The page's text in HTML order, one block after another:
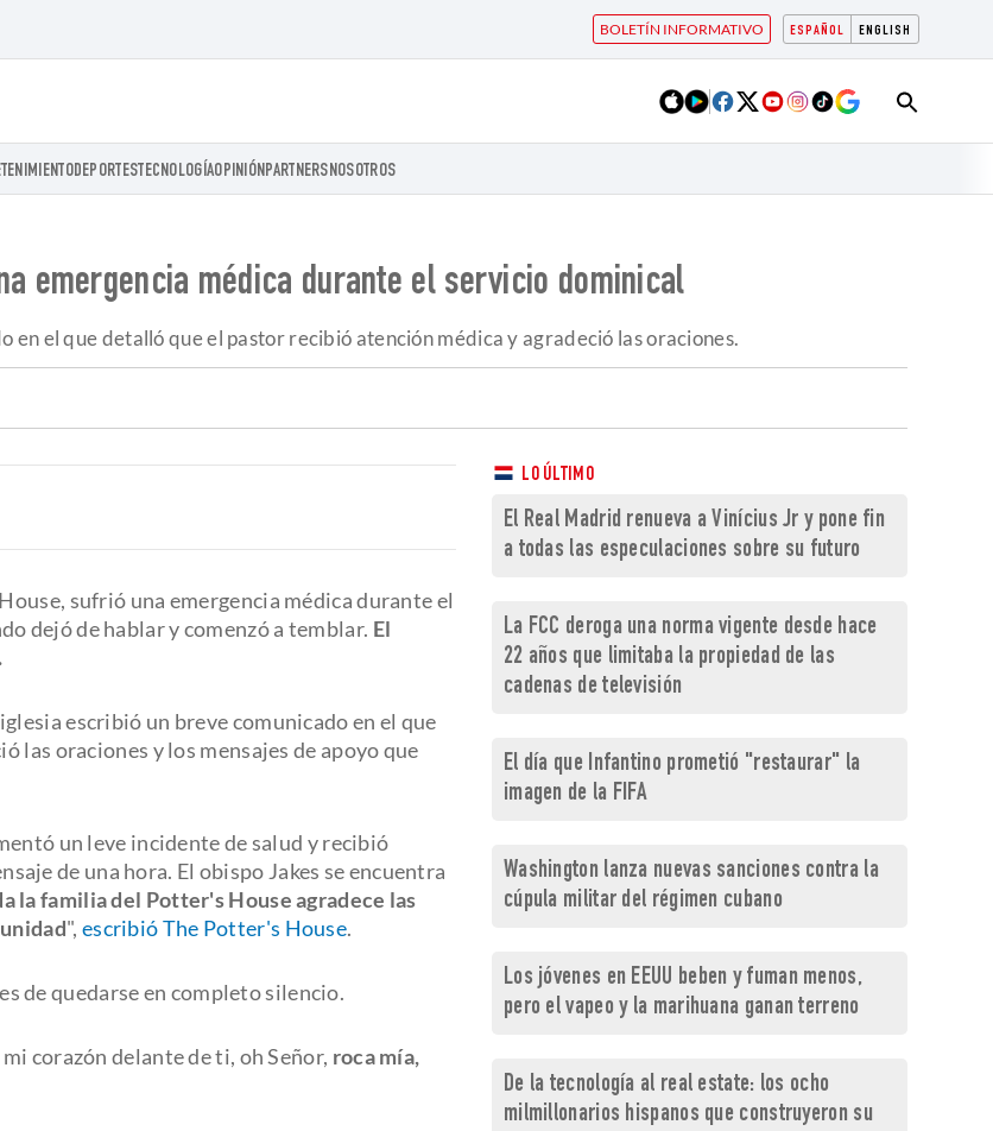
ESPAÑOL ENGLISH
BOLETÍN INFORMATIVO
DEPORTESTECNOLOGÍAOPINIÓNPARTNERSNOSOTROS
emergencia médica durante el servicio dominical
en el que detalló que el pastor recibió atención médica y agradeció las oraciones.
sufrió una emergencia médica durante el
dejó de hablar y comenzó a temblar. El
escribió un breve comunicado en el que
las oraciones y los mensajes de apoyo que
un leve incidente de salud y recibió
de una hora. El obispo Jakes se encuentra
la familia del Potter's House agradece las
", escribió The Potter's House.
de quedarse en completo silencio.
corazón delante de ti, oh Señor, roca mía,
LO ÚLTIMO
El Real Madrid renueva a Vinícius Jr y pone fin
a todas las especulaciones sobre su futuro
La FCC deroga una norma vigente desde hace
22 años que limitaba la propiedad de las
cadenas de televisión
El día que Infantino prometió "restaurar" la
imagen de la FIFA
Washington lanza nuevas sanciones contra la
cúpula militar del régimen cubano
Los jóvenes en EEUU beben y fuman menos,
pero el vapeo y la marihuana ganan terreno
De la tecnología al real estate: los ocho
milmillonarios hispanos que construyeron su